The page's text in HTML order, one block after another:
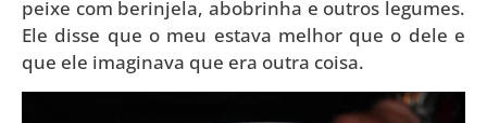
peixe com berinjela, abobrinha e outros legumes.
Ele disse que o meu estava melhor que o dele e
que ele imaginava que era outra coisa.